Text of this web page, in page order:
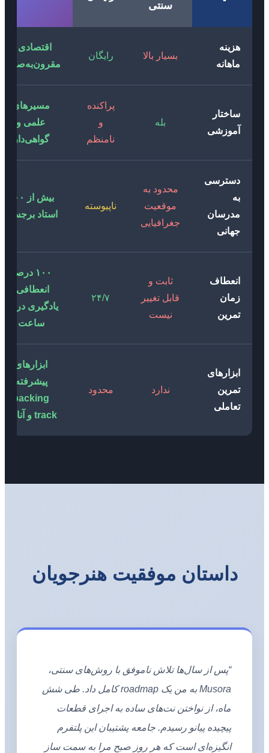
سنتی
هزینه
ماهانه
بسیار بالا رایگان
اقتصادی و
مقرون‌به‌صرفه
ساختار
آموزشی
بله
پراکنده
و
نامنظم
مسیرهای
علمی و
گواهی‌دار
دسترسی
به
مدرسان
جهانی
محدود به
موقعیت
جغرافیایی
ناپیوسته
بیش از ۲۰۰
استاد برجسته
انعطاف
زمان
تمرین
ثابت و
قابل تغییر
نیست
۲۴/۷
۱۰۰ درصد
انعطافی،
یادگیری در هر
ساعت
ابزارهای
تمرین
تعاملی
ندارد محدود
ابزارهای
پیشرفته
backing
track و آنالیز
داستان موفقیت هنرجویان
“پس از سال‌ها تلاش ناموفق با روش‌های سنتی،
Musora به من یک roadmap کامل داد. طی شش
ماه، از نواختن نت‌های ساده به اجرای قطعات
پیچیده پیانو رسیدم. جامعه پشتیبان این پلتفرم
انگیزه‌ای است که هر روز صبح مرا به سمت ساز